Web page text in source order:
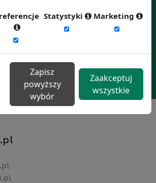
Statystyki Marketing
Zapisz
powyższy
wybór
Zaakceptuj
wszystkie